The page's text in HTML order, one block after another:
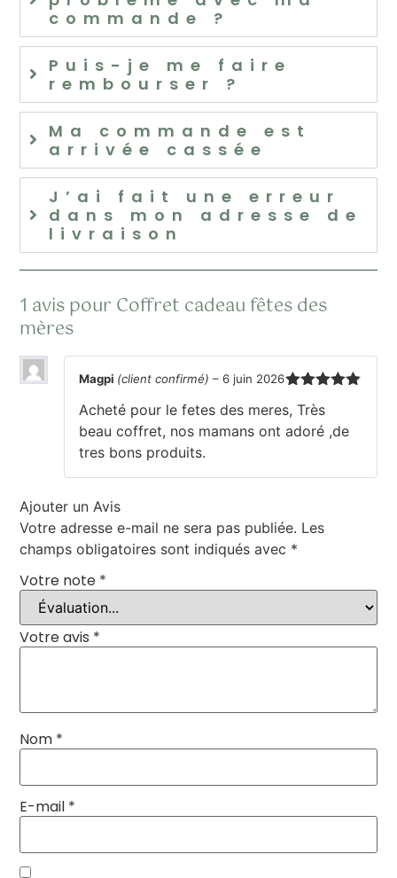
commande ?
Puis-je me faire
rembourser ?
Ma commande est
arrivée cassée
J’ai fait une erreur
dans mon adresse de
livraison
1 avis pour Coffret cadeau fêtes des
mères
5
Magpi (client confirmé) – 6 juin 2026
Acheté pour le fetes des meres, Très
beau coffret, nos mamans ont adoré ,de
tres bons produits.
Ajouter un Avis
Votre adresse e-mail ne sera pas publiée. Les
champs obligatoires sont indiqués avec *
Votre note *
Votre avis *
Nom *
E-mail *